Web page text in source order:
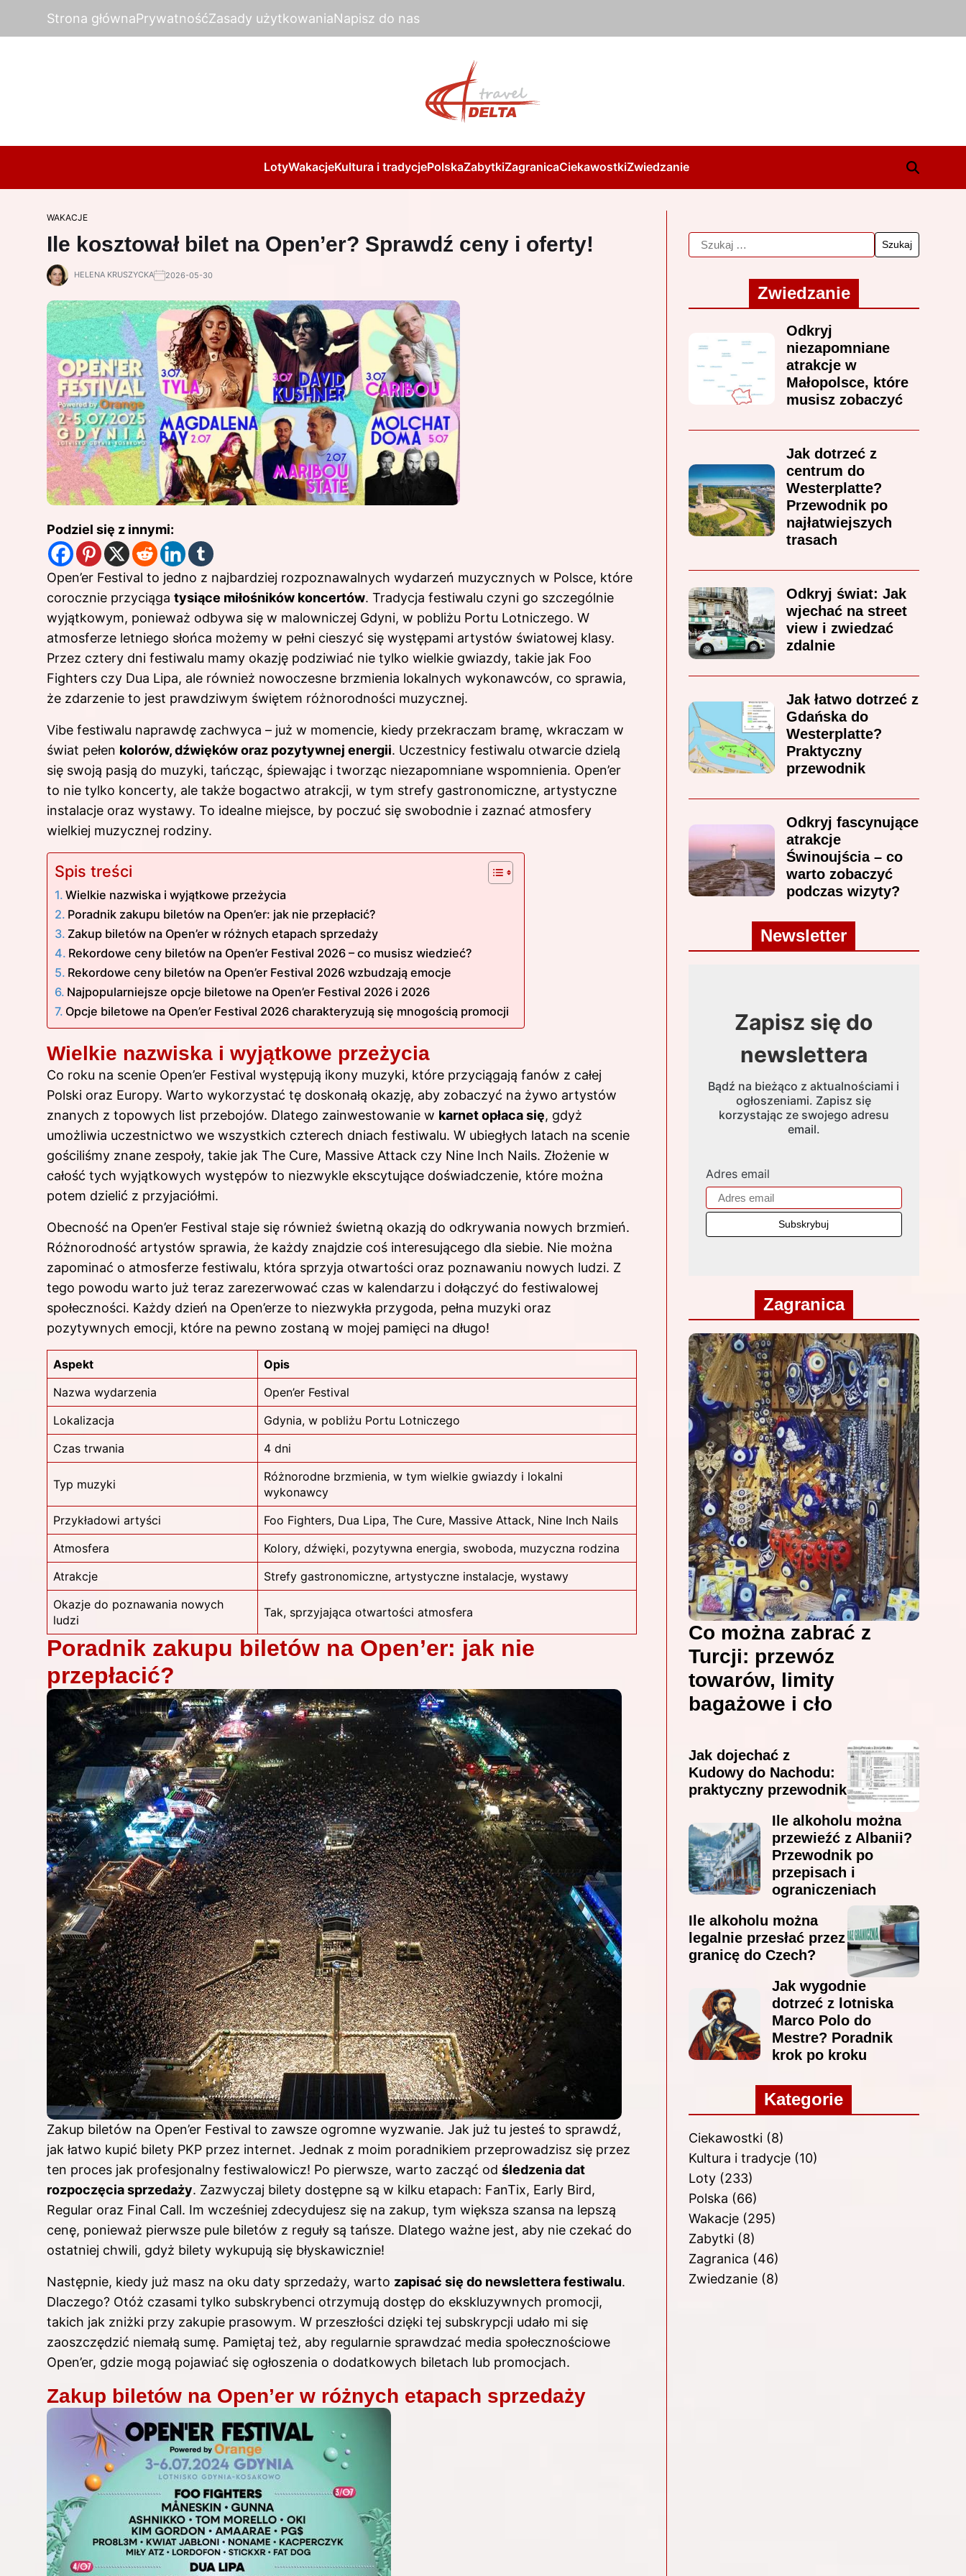
Strona głównaPrywatnośćZasady użytkowaniaNapisz do nas
LotyWakacjeKultura i tradycjePolskaZabytkiZagranicaCiekawostkiZwiedzanie
WAKACJE
Ile kosztował bilet na Open’er? Sprawdź ceny i oferty!
HELENA KRUSZYCKA 2026-05-30
Podziel się z innymi:
Open’er Festival to jedno z najbardziej rozpoznawalnych wydarzeń muzycznych w Polsce, które
corocznie przyciąga tysiące miłośników koncertów. Tradycja festiwalu czyni go szczególnie
wyjątkowym, ponieważ odbywa się w malowniczej Gdyni, w pobliżu Portu Lotniczego. W
atmosferze letniego słońca możemy w pełni cieszyć się występami artystów światowej klasy.
Przez cztery dni festiwalu mamy okazję podziwiać nie tylko wielkie gwiazdy, takie jak Foo
Fighters czy Dua Lipa, ale również nowoczesne brzmienia lokalnych wykonawców, co sprawia,
że zdarzenie to jest prawdziwym świętem różnorodności muzycznej.
Vibe festiwalu naprawdę zachwyca – już w momencie, kiedy przekraczam bramę, wkraczam w
świat pełen kolorów, dźwięków oraz pozytywnej energii. Uczestnicy festiwalu otwarcie dzielą
się swoją pasją do muzyki, tańcząc, śpiewając i tworząc niezapomniane wspomnienia. Open’er
to nie tylko koncerty, ale także bogactwo atrakcji, w tym strefy gastronomiczne, artystyczne
instalacje oraz wystawy. To idealne miejsce, by poczuć się swobodnie i zaznać atmosfery
wielkiej muzycznej rodziny.
Spis treści
Wielkie nazwiska i wyjątkowe przeżycia
Poradnik zakupu biletów na Open’er: jak nie przepłacić?
Zakup biletów na Open’er w różnych etapach sprzedaży
Rekordowe ceny biletów na Open’er Festival 2026 – co musisz wiedzieć?
Rekordowe ceny biletów na Open’er Festival 2026 wzbudzają emocje
Najpopularniejsze opcje biletowe na Open’er Festival 2026 i 2026
Opcje biletowe na Open’er Festival 2026 charakteryzują się mnogością promocji
Wielkie nazwiska i wyjątkowe przeżycia
Co roku na scenie Open’er Festival występują ikony muzyki, które przyciągają fanów z całej
Polski oraz Europy. Warto wykorzystać tę doskonałą okazję, aby zobaczyć na żywo artystów
znanych z topowych list przebojów. Dlatego zainwestowanie w karnet opłaca się, gdyż
umożliwia uczestnictwo we wszystkich czterech dniach festiwalu. W ubiegłych latach na scenie
gościliśmy znane zespoły, takie jak The Cure, Massive Attack czy Nine Inch Nails. Złożenie w
całość tych wyjątkowych występów to niezwykle ekscytujące doświadczenie, które można
potem dzielić z przyjaciółmi.
Obecność na Open’er Festival staje się również świetną okazją do odkrywania nowych brzmień.
Różnorodność artystów sprawia, że każdy znajdzie coś interesującego dla siebie. Nie można
zapominać o atmosferze festiwalu, która sprzyja otwartości oraz poznawaniu nowych ludzi. Z
tego powodu warto już teraz zarezerwować czas w kalendarzu i dołączyć do festiwalowej
społeczności. Każdy dzień na Open’erze to niezwykła przygoda, pełna muzyki oraz
pozytywnych emocji, które na pewno zostaną w mojej pamięci na długo!
Aspekt
Opis
Nazwa wydarzenia
Open’er Festival
Lokalizacja
Gdynia, w pobliżu Portu Lotniczego
Czas trwania
4 dni
Typ muzyki
Różnorodne brzmienia, w tym wielkie gwiazdy i lokalni
wykonawcy
Przykładowi artyści
Foo Fighters, Dua Lipa, The Cure, Massive Attack, Nine Inch Nails
Atmosfera
Kolory, dźwięki, pozytywna energia, swoboda, muzyczna rodzina
Atrakcje
Strefy gastronomiczne, artystyczne instalacje, wystawy
Okazje do poznawania nowych
ludzi
Tak, sprzyjająca otwartości atmosfera
Poradnik zakupu biletów na Open’er: jak nie
przepłacić?
Zakup biletów na Open’er Festival to zawsze ogromne wyzwanie. Jak już tu jesteś to sprawdź,
jak łatwo kupić bilety PKP przez internet. Jednak z moim poradnikiem przeprowadzisz się przez
ten proces jak profesjonalny festiwalowicz! Po pierwsze, warto zacząć od śledzenia dat
rozpoczęcia sprzedaży. Zazwyczaj bilety dostępne są w kilku etapach: FanTix, Early Bird,
Regular oraz Final Call. Im wcześniej zdecydujesz się na zakup, tym większa szansa na lepszą
cenę, ponieważ pierwsze pule biletów z reguły są tańsze. Dlatego ważne jest, aby nie czekać do
ostatniej chwili, gdyż bilety wykupują się błyskawicznie!
Następnie, kiedy już masz na oku daty sprzedaży, warto zapisać się do newslettera festiwalu.
Dlaczego? Otóż czasami tylko subskrybenci otrzymują dostęp do ekskluzywnych promocji,
takich jak zniżki przy zakupie prasowym. W przeszłości dzięki tej subskrypcji udało mi się
zaoszczędzić niemałą sumę. Pamiętaj też, aby regularnie sprawdzać media społecznościowe
Open’er, gdzie mogą pojawiać się ogłoszenia o dodatkowych biletach lub promocjach.
Zakup biletów na Open’er w różnych etapach sprzedaży
Zwiedzanie
Odkryj
niezapomniane
atrakcje w
Małopolsce, które
musisz zobaczyć
Jak dotrzeć z
centrum do
Westerplatte?
Przewodnik po
najłatwiejszych
trasach
Odkryj świat: Jak
wjechać na street
view i zwiedzać
zdalnie
Jak łatwo dotrzeć z
Gdańska do
Westerplatte?
Praktyczny
przewodnik
Odkryj fascynujące
atrakcje
Świnoujścia – co
warto zobaczyć
podczas wizyty?
Newsletter
Zapisz się do
newslettera
Bądź na bieżąco z aktualnościami i
ogłoszeniami. Zapisz się
korzystając ze swojego adresu
email.
Adres email
Zagranica
Co można zabrać z
Turcji: przewóz
towarów, limity
bagażowe i cło
Jak dojechać z
Kudowy do Nachodu:
praktyczny przewodnik
Ile alkoholu można
przewieźć z Albanii?
Przewodnik po
przepisach i
ograniczeniach
Ile alkoholu można
legalnie przesłać przez
granicę do Czech?
Jak wygodnie
dotrzeć z lotniska
Marco Polo do
Mestre? Poradnik
krok po kroku
Kategorie
Ciekawostki(8)
Kultura i tradycje(10)
Loty(233)
Polska (66)
Wakacje(295)
Zabytki(8)
Zagranica (46)
Zwiedzanie(8)